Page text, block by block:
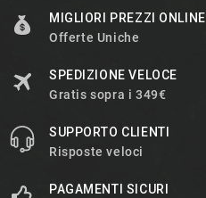
MIGLIORI PREZZI ONLINE
Offerte Uniche
SPEDIZIONE VELOCE
Gratis sopra i 349€
SUPPORTO CLIENTI
Risposte veloci
PAGAMENTI SICURI